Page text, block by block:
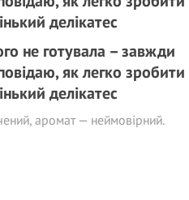
не готувала – завжди
як легко зробити
делікатес
аромат — неймовірний.